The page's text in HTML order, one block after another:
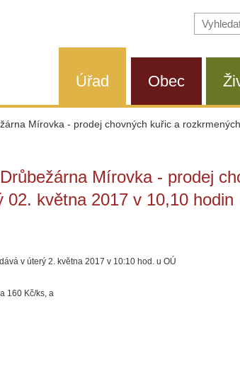
na
Úřad Obec
Mírovka - prodej chovných kuřic a
Mírovka - prodej
května 2017 v 10,10 hodin
v úterý 2. května 2017 v 10:10 hod. u OÚ
160 Kč/ks, a